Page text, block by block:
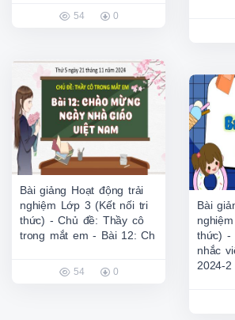
54 0
Bài giảng Hoạt động trải
nghiệm Lớp 3 (Kết nối tri
thức) - Chủ đề: Thầy cô
trong mắt em - Bài 12: Ch
54 0
Bài
thức) -
nhắc
2024-2